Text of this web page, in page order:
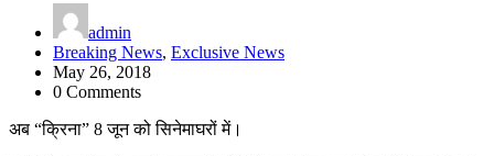
admin
Breaking News, Exclusive News
May 26, 2018
0 Comments
अब “क्रिना” 8 जून को सिनेमाघरों में।